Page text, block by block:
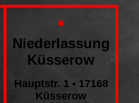
•
Niederlassung
Küsserow
Hauptstr. 1 • 17168
Küsserow